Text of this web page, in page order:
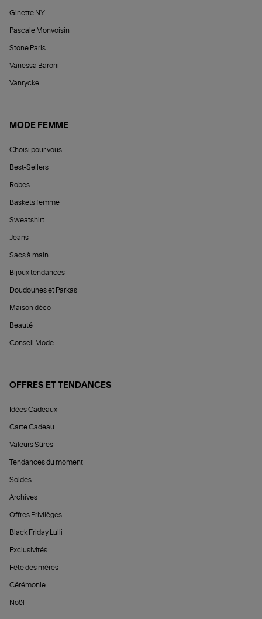
Ginette NY
Pascale Monvoisin
Stone Paris
Vanessa Baroni
Vanrycke
MODE FEMME
Choisi pour vous
Best-Sellers
Robes
Baskets femme
Sweatshirt
Jeans
Sacs à main
Bijoux tendances
Doudounes et Parkas
Maison déco
Beauté
Conseil Mode
OFFRES ET TENDANCES
Idées Cadeaux
Carte Cadeau
Valeurs Sûres
Tendances du moment
Soldes
Archives
Offres Privilèges
Black Friday Lulli
Exclusivités
Fête des mères
Cérémonie
Noël